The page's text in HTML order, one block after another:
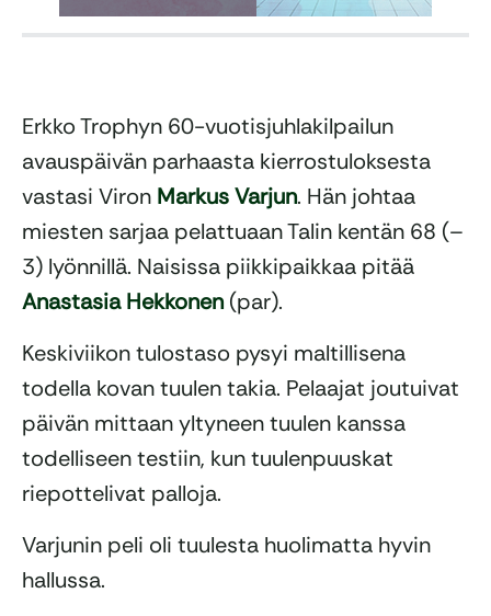
Erkko Trophyn 60-vuotisjuhlakilpailun
avauspäivän parhaasta kierrostuloksesta
vastasi Viron Markus Varjun. Hän johtaa
miesten sarjaa pelattuaan Talin kentän 68 (–
3) lyönnillä. Naisissa piikkipaikkaa pitää
Anastasia Hekkonen(par).
Keskiviikon tulostaso pysyi maltillisena
todella kovan tuulen takia. Pelaajat joutuivat
päivän mittaan yltyneen tuulen kanssa
todelliseen testiin, kun tuulenpuuskat
riepottelivat palloja.
Varjunin peli oli tuulesta huolimatta hyvin
hallussa.